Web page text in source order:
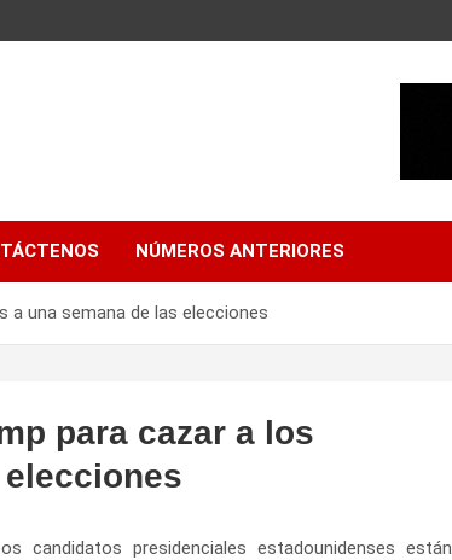
NÚMEROS ANTERIORES
a una semana de las elecciones
para cazar a los
candidatos presidenciales estadounidenses están